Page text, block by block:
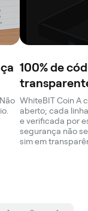
100% de
WhiteBIT Coin A
aberto; cada
e verificada por
segurança não
sim em